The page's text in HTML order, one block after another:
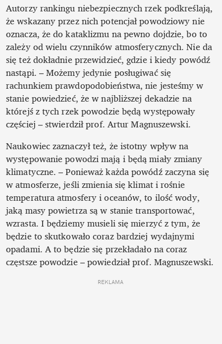
Autorzy rankingu niebezpiecznych rzek podkreślają,
że wskazany przez nich potencjał powodziowy nie
oznacza, że do kataklizmu na pewno dojdzie, bo to
zależy od wielu czynników atmosferycznych. Nie da
się też dokładnie przewidzieć, gdzie i kiedy powódź
nastąpi. – Możemy jedynie posługiwać się
rachunkiem prawdopodobieństwa, nie jesteśmy w
stanie powiedzieć, że w najbliższej dekadzie na
którejś z tych rzek powodzie będą występowały
częściej – stwierdził prof. Artur Magnuszewski.
Naukowiec zaznaczył też, że istotny wpływ na
występowanie powodzi mają i będą miały zmiany
klimatyczne. – Ponieważ każda powódź zaczyna się
w atmosferze, jeśli zmienia się klimat i rośnie
temperatura atmosfery i oceanów, to ilość wody,
jaką masy powietrza są w stanie transportować,
wzrasta. I będziemy musieli się mierzyć z tym, że
będzie to skutkowało coraz bardziej wydajnymi
opadami. A to będzie się przekładało na coraz
częstsze powodzie – powiedział prof. Magnuszewski.
REKLAMA